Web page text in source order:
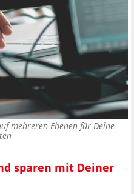
mehreren Ebenen für Deine
sparen mit Deiner